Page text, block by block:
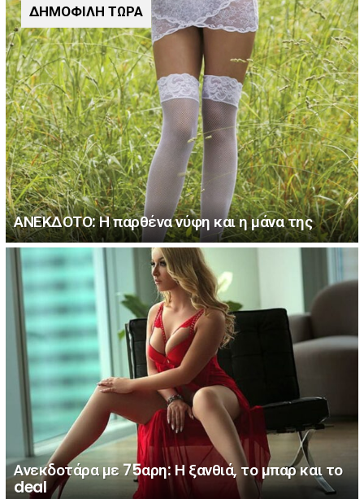
ΔΗΜΟΦΙΛΗ ΤΩΡΑ
ΑΝΕΚΔΟΤΟ: Η παρθένα νύφη και η μάνα της
Ανεκδοτάρα με 75αρη: Η ξανθιά, το μπαρ και το
deal